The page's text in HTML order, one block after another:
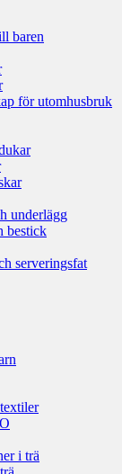
baren
för utomhusbruk
underlägg
bestick
serveringsfat
i trä